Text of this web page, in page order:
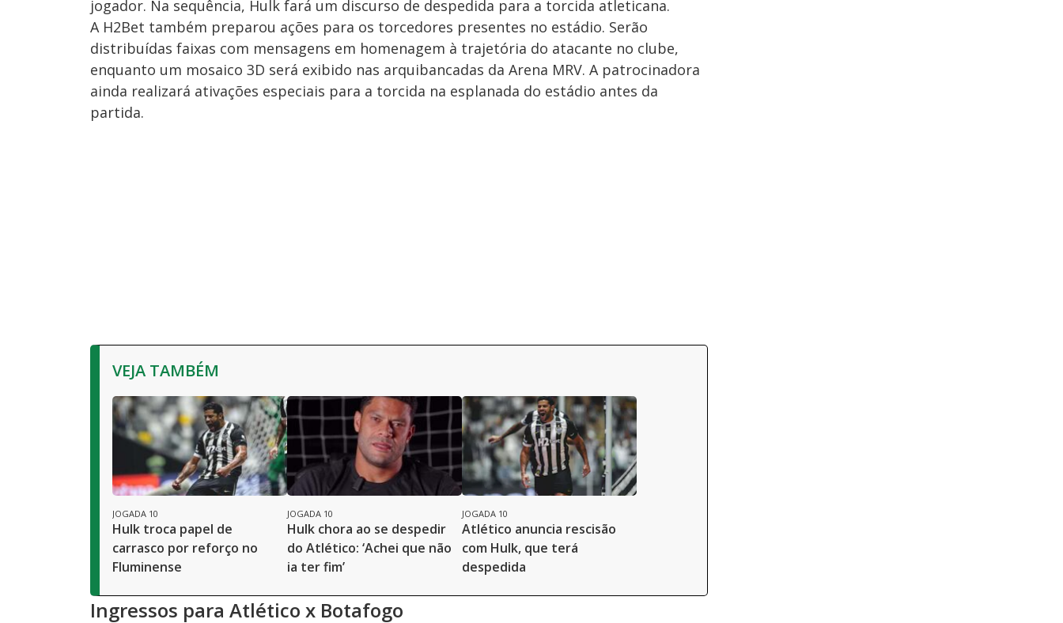
jogador. Na sequência, Hulk fará um discurso de despedida para a torcida atleticana.
A H2Bet também preparou ações para os torcedores presentes no estádio. Serão
distribuídas faixas com mensagens em homenagem à trajetória do atacante no clube,
enquanto um mosaico 3D será exibido nas arquibancadas da Arena MRV. A patrocinadora
ainda realizará ativações especiais para a torcida na esplanada do estádio antes da
partida.
VEJA TAMBÉM
JOGADA 10
Hulk troca papel de
carrasco por reforço no
Fluminense
JOGADA 10
Hulk chora ao se despedir
do Atlético: ‘Achei que não
ia ter fim’
JOGADA 10
Atlético anuncia rescisão
com Hulk, que terá
despedida
Ingressos para Atlético x Botafogo